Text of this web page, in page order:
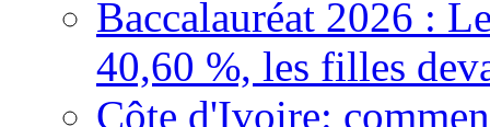
Baccalauréat 2026 :
40,60 %, les filles
Côte d'Ivoire: